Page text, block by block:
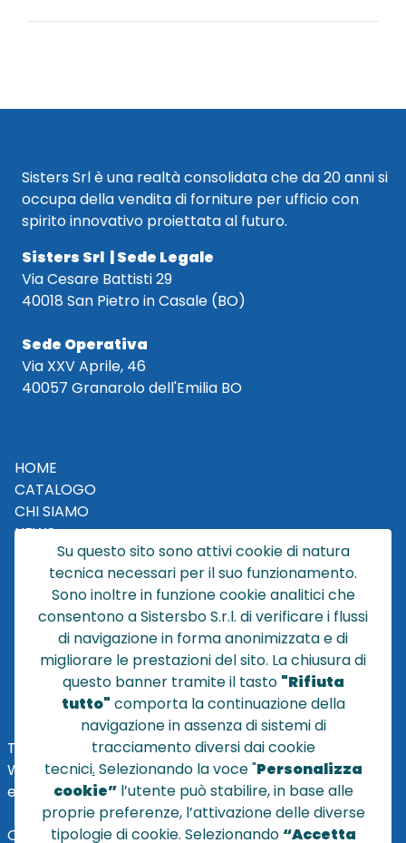
Sisters Srl è una realtà consolidata che da 20 anni si
occupa della vendita di forniture per ufficio con
spirito innovativo proiettata al futuro.
Sisters Srl | Sede Legale
Via Cesare Battisti 29
40018 San Pietro in Casale (BO)
Sede Operativa
Via XXV Aprile, 46
40057 Granarolo dell'Emilia BO
HOME
CATALOGO
CHI SIAMO
NEWS
CONTATTACI
CONDIZIONI DI VENDITA
POLICY PRIVACY
NOTE LEGALI
Cookie
TEL
+39 051 320210
WHATSAPP: +39345 7201724
eMai
vendite@sistersbo.it
Orari Uffici:
Su questo sito sono attivi cookie di natura
tecnica necessari per il suo funzionamento.
Sono inoltre in funzione cookie analitici che
consentono a Sistersbo S.r.l. di verificare i flussi
di navigazione in forma anonimizzata e di
migliorare le prestazioni del sito. La chiusura di
questo banner tramite il tasto "Rifiuta
tutto" comporta la continuazione della
navigazione in assenza di sistemi di
tracciamento diversi dai cookie
tecnici. Selezionando la voce "Personalizza
cookie”l’utente può stabilire, in base alle
proprie preferenze, l’attivazione delle diverse
tipologie di cookie. Selezionando “Accetta